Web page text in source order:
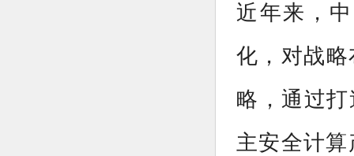
近年来，
化，对战
略，通过
主安全计